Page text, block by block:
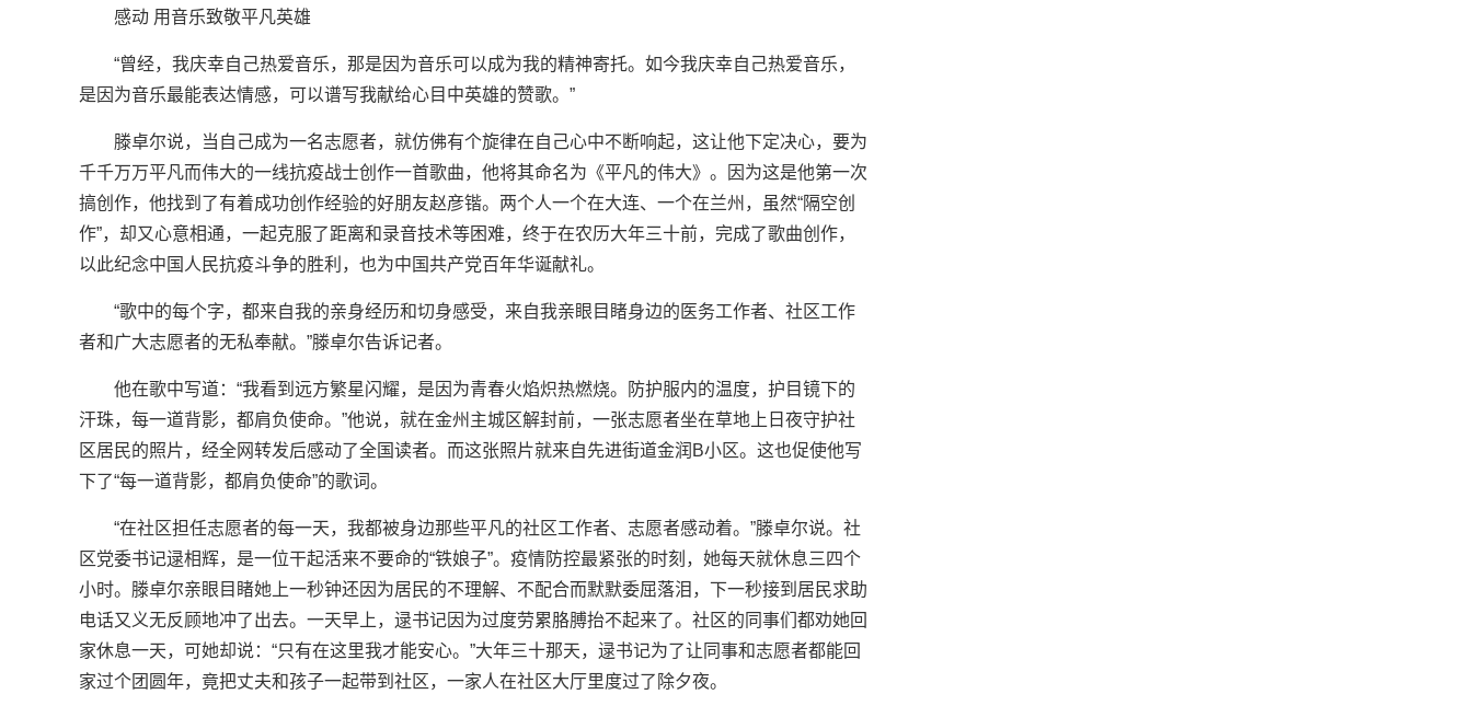
感动 用音乐致敬平凡英雄
“曾经，我庆幸自己热爱音乐，那是因为音乐可以成为我的精神寄托。如今我庆幸自己热爱音乐，
是因为音乐最能表达情感，可以谱写我献给心目中英雄的赞歌。”
滕卓尔说，当自己成为一名志愿者，就仿佛有个旋律在自己心中不断响起，这让他下定决心，要为
千千万万平凡而伟大的一线抗疫战士创作一首歌曲，他将其命名为《平凡的伟大》。因为这是他第一次
搞创作，他找到了有着成功创作经验的好朋友赵彦锴。两个人一个在大连、一个在兰州，虽然“隔空创
作”，却又心意相通，一起克服了距离和录音技术等困难，终于在农历大年三十前，完成了歌曲创作，
以此纪念中国人民抗疫斗争的胜利，也为中国共产党百年华诞献礼。
“歌中的每个字，都来自我的亲身经历和切身感受，来自我亲眼目睹身边的医务工作者、社区工作
者和广大志愿者的无私奉献。”滕卓尔告诉记者。
他在歌中写道：“我看到远方繁星闪耀，是因为青春火焰炽热燃烧。防护服内的温度，护目镜下的
汗珠，每一道背影，都肩负使命。”他说，就在金州主城区解封前，一张志愿者坐在草地上日夜守护社
区居民的照片，经全网转发后感动了全国读者。而这张照片就来自先进街道金润B小区。这也促使他写
下了“每一道背影，都肩负使命”的歌词。
“在社区担任志愿者的每一天，我都被身边那些平凡的社区工作者、志愿者感动着。”滕卓尔说。社
区党委书记逯相辉，是一位干起活来不要命的“铁娘子”。疫情防控最紧张的时刻，她每天就休息三四个
小时。滕卓尔亲眼目睹她上一秒钟还因为居民的不理解、不配合而默默委屈落泪，下一秒接到居民求助
电话又义无反顾地冲了出去。一天早上，逯书记因为过度劳累胳膊抬不起来了。社区的同事们都劝她回
家休息一天，可她却说：“只有在这里我才能安心。”大年三十那天，逯书记为了让同事和志愿者都能回
家过个团圆年，竟把丈夫和孩子一起带到社区，一家人在社区大厅里度过了除夕夜。